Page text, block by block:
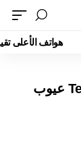
هواتف الأعلى
سعر ومواصفات Tecno Spark 20C عيوب